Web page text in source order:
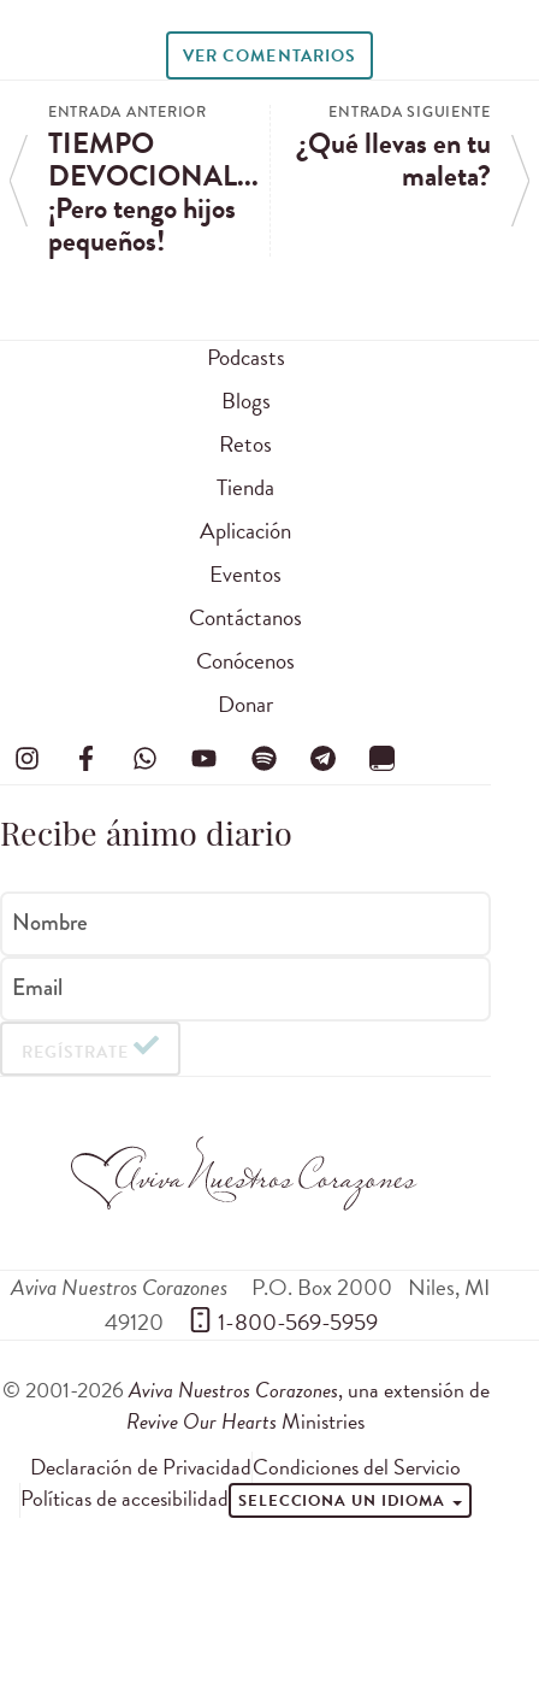
VER COMENTARIOS
ENTRADA ANTERIOR
TIEMPO
DEVOCIONAL...
¡Pero tengo hijos
pequeños!
ENTRADA SIGUIENTE
¿Qué llevas en tu
maleta?
Podcasts
Blogs
Retos
Tienda
Aplicación
Eventos
Contáctanos
Conócenos
Donar
Recibe ánimo diario
Nombre
Email
REGÍSTRATE
Aviva Nuestros Corazones P.O. Box 2000 Niles,MI
49120
1-800-569-5959
© 2001-2026Aviva Nuestros Corazones, una extensión de
Revive Our Hearts Ministries
Declaración de PrivacidadCondiciones del Servicio
Políticas de accesibilidad SELECCIONA UN IDIOMA